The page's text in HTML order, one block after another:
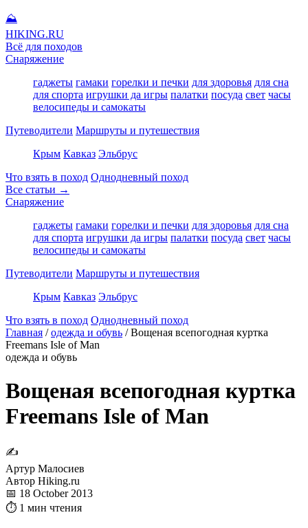
⛰
HIKING.RU
Всё для походов
Снаряжение
гаджеты гамаки горелки и печки для здоровья для сна
для спорта игрушки да игры палатки посуда свет часы
велосипеды и самокаты
Путеводители Маршруты и путешествия
Крым Кавказ Эльбрус
Что взять в поход Однодневный поход
Все статьи →
Снаряжение
гаджеты гамаки горелки и печки для здоровья для сна
для спорта игрушки да игры палатки посуда свет часы
велосипеды и самокаты
Путеводители Маршруты и путешествия
Крым Кавказ Эльбрус
Что взять в поход Однодневный поход
Главная / одежда и обувь / Вощеная всепогодная куртка
Freemans Isle of Man
одежда и обувь
Вощеная всепогодная куртка
Freemans Isle of Man
✍
Артур Малосиев
Автор Hiking.ru
📅 18 October 2013
⏱ 1 мин чтения